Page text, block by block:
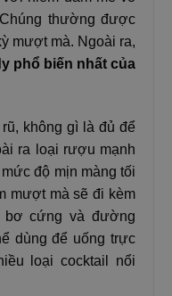
thường được
mượt mà. Ngoài ra,
phổ biến nhất của
không gì là đủ để
ra loại rượu mạnh
độ mịn màng tối
mượt mà sẽ đi kèm
bơ cứng và đường
dùng để uống trực
loại cocktail nổi